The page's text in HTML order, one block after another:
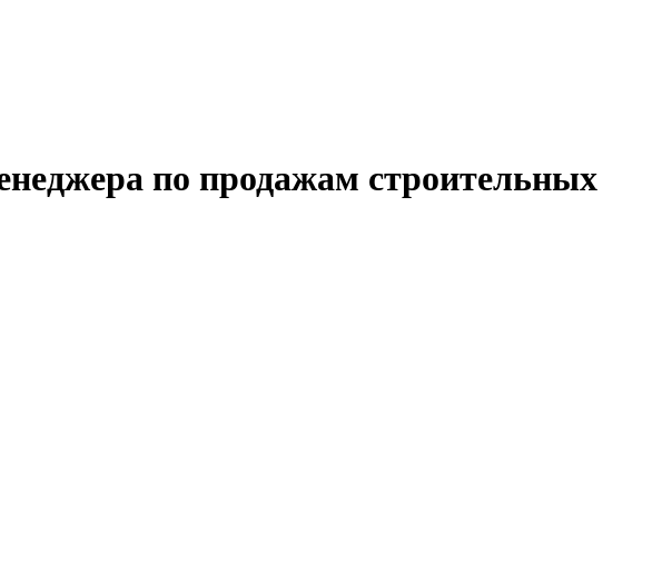
по продажам строительных